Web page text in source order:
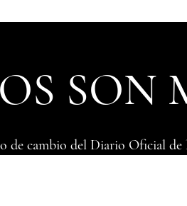
SON
de cambio del ​Diario Oficial de